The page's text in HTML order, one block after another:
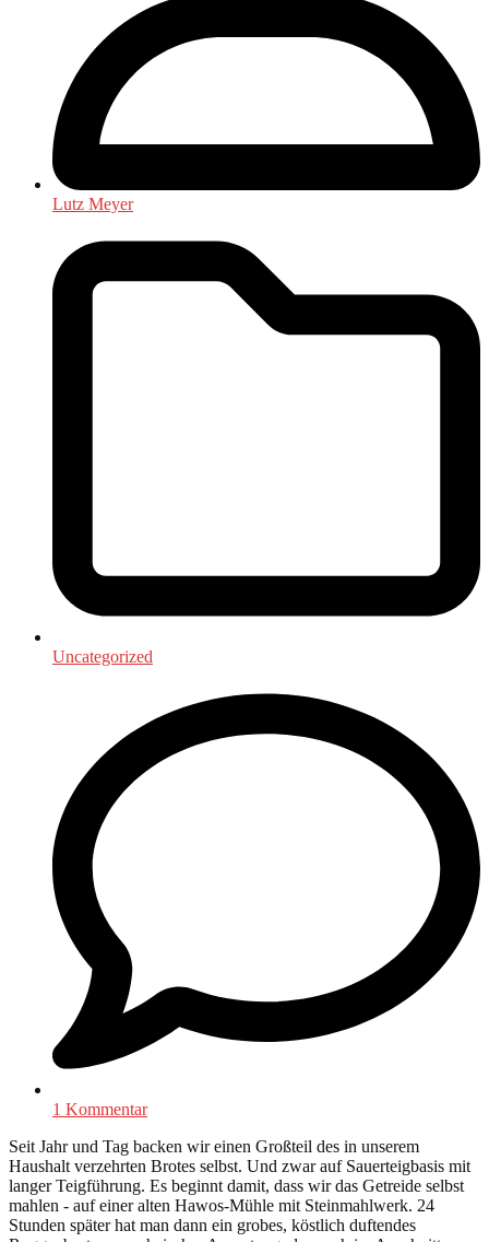
Lutz Meyer
Uncategorized
1 Kommentar
Seit Jahr und Tag backen wir einen Großteil des in unserem
Haushalt verzehrten Brotes selbst. Und zwar auf Sauerteigbasis mit
langer Teigführung. Es beginnt damit, dass wir das Getreide selbst
mahlen - auf einer alten Hawos-Mühle mit Steinmahlwerk. 24
Stunden später hat man dann ein grobes, köstlich duftendes